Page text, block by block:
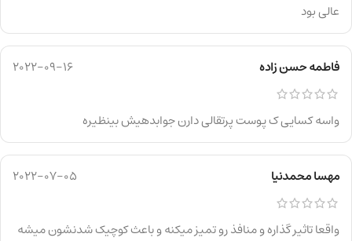
عالی بود
فاطمه حسن زاده 2022-09-16
واسه کسایی ک پوست پرتقالی دارن جوابدهیش بینظیره
مهسا محمدنیا 2022-07-05
واقعا تاثیر گذاره و منافذ رو تمیز میکنه و باعث کوچیک شدنشون میشه